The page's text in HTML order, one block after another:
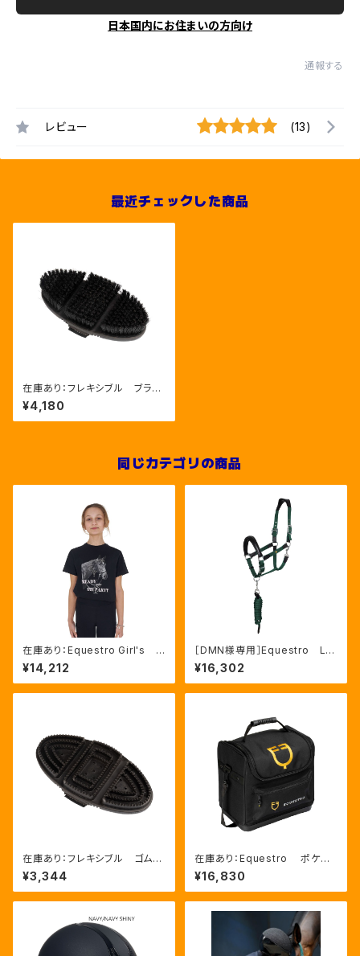
日本国内にお住まいの方向け
通報する
レビュー (13)
最近チェックした商品
在庫あり：フレキシブル ブラシ
（ETS00007）
¥4,180
同じカテゴリの商品
在庫あり：Equestro Girl's R
eady To The Party Ｔシャ
ツ ラインストーンTシャツ（ETK
A00249）
¥14,212
［DMN様専用］Equestro La
ni 無口＆引手セット グリー
ン FULLサイズ（ETH03002
N）
¥16,302
在庫あり：フレキシブル ゴムブ
ラシ（ETS00006）
¥3,344
在庫あり：Equestro ポケット
いっぱいグルーミングバッグ（ET
S02013）
¥16,830